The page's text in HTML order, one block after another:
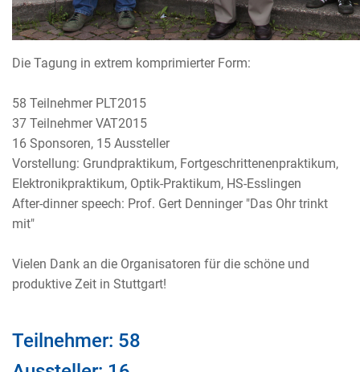
Die Tagung in extrem komprimierter Form:
58 Teilnehmer PLT2015
37 Teilnehmer VAT2015
16 Sponsoren, 15 Aussteller
Vorstellung: Grundpraktikum, Fortgeschrittenenpraktikum,
Elektronikpraktikum, Optik-Praktikum, HS-Esslingen
After-dinner speech: Prof. Gert Denninger "Das Ohr trinkt
mit"
Vielen Dank an die Organisatoren für die schöne und
produktive Zeit in Stuttgart!
Teilnehmer: 58